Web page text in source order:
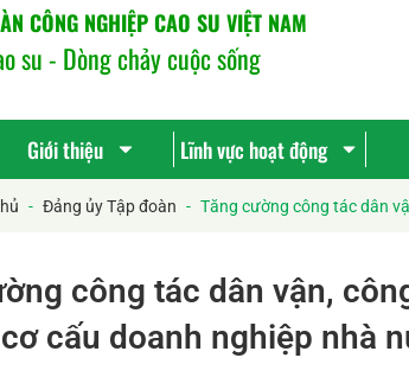
CÔNG NGHIỆP CAO SU VIỆT NAM
su - Dòng chảy cuộc sống
Giới thiệu Lĩnh vực hoạt động
- Đảng ủy Tập đoàn - Tăng cường công tác dân
công tác dân vận,
cấu doanh nghiệp nhà